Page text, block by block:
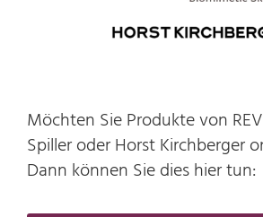
Möchten Sie Produkte von
Spiller oder Horst Kirchberger
Dann können Sie dies hier tun: